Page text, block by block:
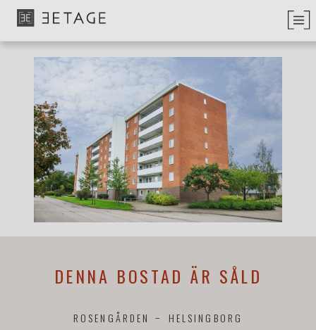
DENNA BOSTAD ÄR SÅLD
ROSENGÅRDEN HELSINGBORG